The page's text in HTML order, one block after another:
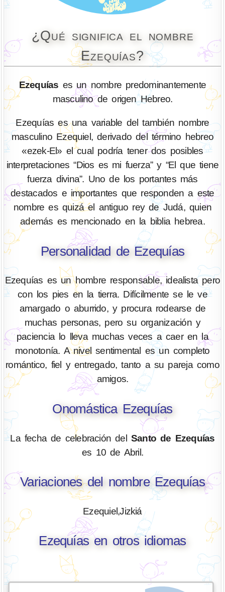
¿Qué significa el nombre
Ezequías?
Ezequías es un nombre predominantemente
masculino de origen Hebreo.
Ezequías es una variable del también nombre
masculino Ezequiel, derivado del término hebreo
«ezek-El» el cual podría tener dos posibles
interpretaciones “Dios es mi fuerza” y “El que tiene
fuerza divina”. Uno de los portantes más
destacados e importantes que responden a este
nombre es quizá el antiguo rey de Judá, quien
además es mencionado en la biblia hebrea.
Personalidad de Ezequías
Ezequías es un hombre responsable, idealista pero
con los pies en la tierra. Difícilmente se le ve
amargado o aburrido, y procura rodearse de
muchas personas, pero su organización y
paciencia lo lleva muchas veces a caer en la
monotonía. A nivel sentimental es un completo
romántico, fiel y entregado, tanto a su pareja como
amigos.
Onomástica Ezequías
La fecha de celebración delSanto de Ezequías
es 10 de Abril.
Variaciones del nombre Ezequías
Ezequiel,Jizkiá
Ezequías en otros idiomas